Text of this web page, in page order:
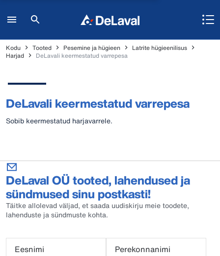
Kodu Tooted Pesemine ja hügieen
Latrite hügieenilisus
Harjad
DeLavali keermestatud varrepesa
DeLavali keermestatud varrepesa
Sobib keermestatud harjavarrele.
DeLaval OÜ tooted, lahendused ja
sündmused sinu postkasti!
Täitke allolevad väljad, et saada uudiskirju meie toodete,
lahenduste ja sündmuste kohta.
Eesnimi
Perekonnanimi